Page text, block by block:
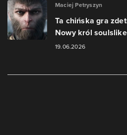
Maciej Petryszyn
Ta chińska gra
Nowy król
19.06.2026